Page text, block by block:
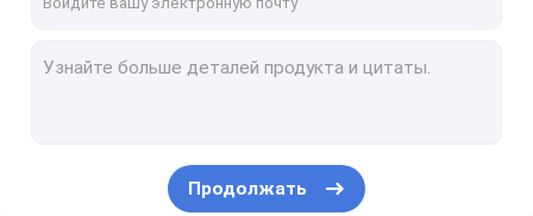
многослойной доски PCB
Продолжать